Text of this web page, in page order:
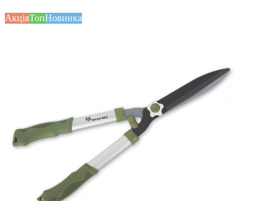
АкціяТопНовинка